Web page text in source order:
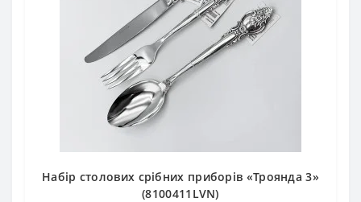
Набір столових срібних приборів «Троянда 3»
(8100411LVN)